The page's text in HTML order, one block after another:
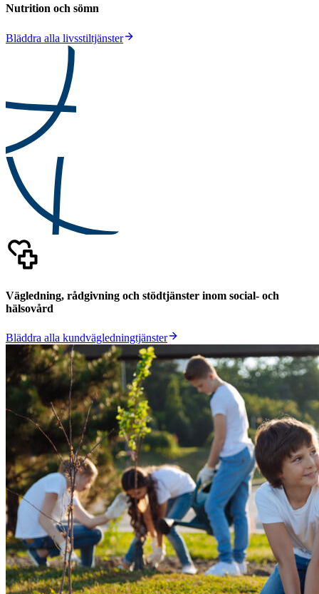
Nutrition och sömn
Bläddra alla livsstiltjänster
Vägledning, rådgivning och stödtjänster inom social- och
hälsovård
Bläddra alla kundvägledningtjänster